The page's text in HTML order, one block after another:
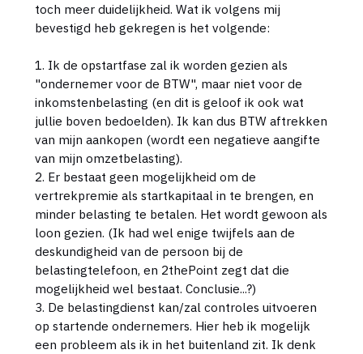
toch meer duidelijkheid. Wat ik volgens mij
bevestigd heb gekregen is het volgende:
1. Ik de opstartfase zal ik worden gezien als
"ondernemer voor de BTW", maar niet voor de
inkomstenbelasting (en dit is geloof ik ook wat
jullie boven bedoelden). Ik kan dus BTW aftrekken
van mijn aankopen (wordt een negatieve aangifte
van mijn omzetbelasting).
2. Er bestaat geen mogelijkheid om de
vertrekpremie als startkapitaal in te brengen, en
minder belasting te betalen. Het wordt gewoon als
loon gezien. (Ik had wel enige twijfels aan de
deskundigheid van de persoon bij de
belastingtelefoon, en 2thePoint zegt dat die
mogelijkheid wel bestaat. Conclusie...?)
3. De belastingdienst kan/zal controles uitvoeren
op startende ondernemers. Hier heb ik mogelijk
een probleem als ik in het buitenland zit. Ik denk